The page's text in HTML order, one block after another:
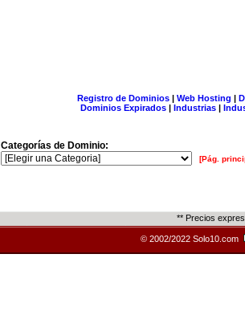
Registro de Dominios| Web Hosting |
Dominios Expirados | Industrias |
Categorías de Dominio:
[Pág.
** Precios
© 2002/2022 Solo10.com